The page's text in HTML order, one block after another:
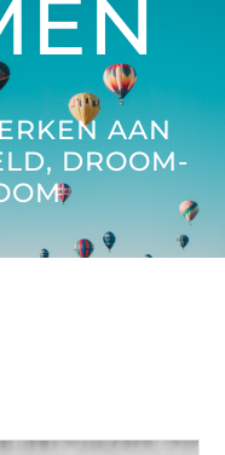
AAN
DROOM-